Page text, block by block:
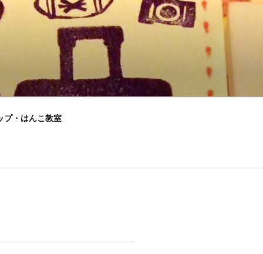
プ・はんこ教室